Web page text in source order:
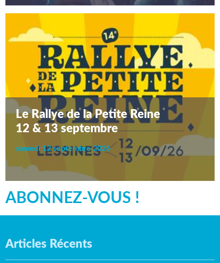
Le Rallye de la Petite Reine
12 & 13 septembre
samedi 12 septembre 2026
ABONNEZ-VOUS !
Articles Récents